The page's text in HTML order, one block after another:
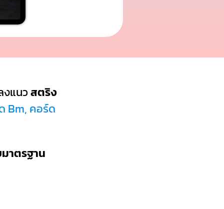
แนวสตริง
Bm, คอร์ด
าตรฐาน